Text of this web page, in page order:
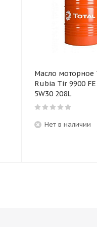
Масло моторное
Rubia Tir 9900 FE
5W30 208L
Нет в наличии